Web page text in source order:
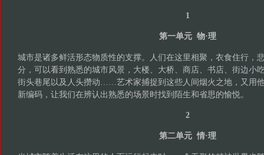
1
第一单元 物·理
城市是诸多鲜活形态物质性的支撑。人们在这里相聚，衣食住行，
分，可以看到熟悉的城市风景，大楼、大桥、商店、书店、街边小
街头巷尾以及人头攒动……艺术家捕捉到这些人间烟火之地，又用
新编码，让我们在辨认出熟悉的场景时找到陌生和省思的愉悦。
2
第二单元 情·理